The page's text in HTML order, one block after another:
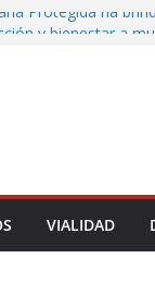
Protegida ha
gratuitas a las
VIALIDAD